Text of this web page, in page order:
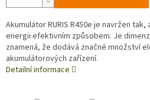
Akumulátor RURIS R450e je navržen
energii efektivním způsobem. Je
znamená, že dodává značné množství
akumulátorových zařízení.
Detailní informace